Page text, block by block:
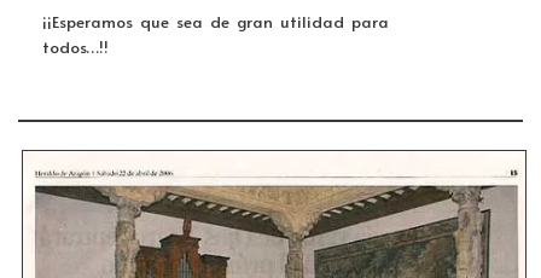
¡¡Esperamos que sea de gran utilidad para
todos…!!